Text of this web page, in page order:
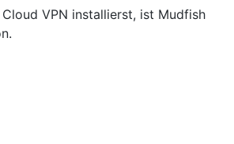
VPN installierst, ist Mudfish